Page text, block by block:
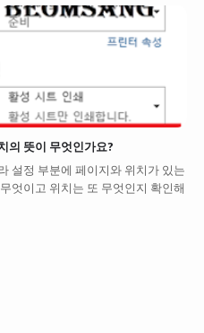
의 뜻이 무엇인가요?
설정 부분에 페이지와 위치가 있는
엇이고 위치는 또 무엇인지 확인해